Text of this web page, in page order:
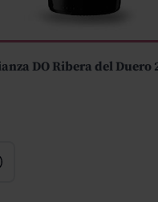
DO Ribera del Duero